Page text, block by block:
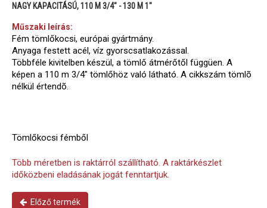
NAGY KAPACITÁSÚ, 110 M 3/4" - 130 M 1"
Műszaki leírás:
Fém tömlőkocsi, európai gyártmány.
Anyaga festett acél, víz gyorscsatlakozással.
Többféle kivitelben készül, a tömlő átmérőtől függüen. A
képen a 110 m 3/4" tömlőhöz való látható. A cikkszám tömlõ
nélkül értendõ.
Tömlőkocsi fémből
Több méretben is raktárról szállítható. A raktárkészlet
időközbeni eladásának jogát fenntartjuk.
Előző termék